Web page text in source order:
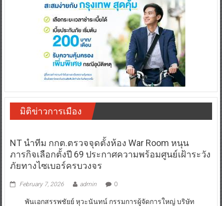
มิติข่าวการเมือง
NT นำทีม กกต.ตรวจจุดตั้งห้อง War Room หนุน
ภารกิจเลือกตั้งปี 69 ประกาศความพร้อมศูนย์เฝ้าระวัง
ภัยทางไซเบอร์ครบวงจร
February 7, 2026 admin 0
พันเอกสรรพชัยย์ หุวะนันทน์ กรรมการผู้จัดการใหญ่ บริษัท